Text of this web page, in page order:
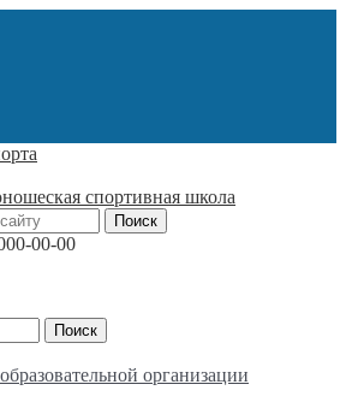
спортивная школа
00-00
организации